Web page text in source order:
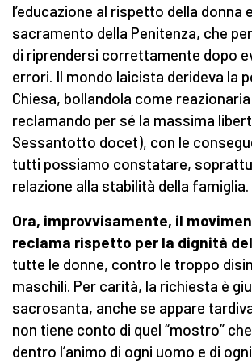
l’educazione al rispetto della donna
sacramento della Penitenza, che
di riprendersi correttamente dopo
errori. Il mondo laicista derideva la
Chiesa, bollandola come
reclamando per sé la massima
Sessantotto docet), con le
tutti possiamo constatare,
relazione alla stabilità della famiglia.
Ora, improvvisamente, il
reclama rispetto per la dignità
tutte le donne, contro le troppo
maschili. Per carità, la richiesta è
sacrosanta, anche se appare
non tiene conto di quel “mostro”
dentro l’animo di ogni uomo e di